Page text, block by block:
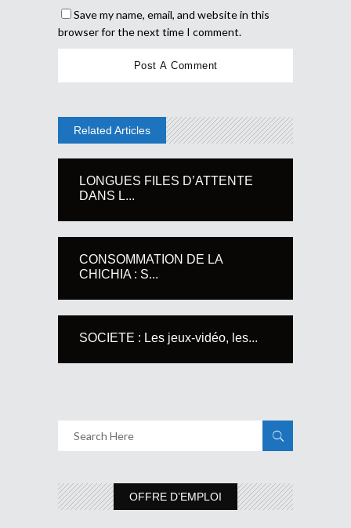
Save my name, email, and website in this
browser for the next time I comment.
Related Articles
LONGUES FILES D’ATTENTE
DANS L...
CONSOMMATION DE LA
CHICHIA : S...
SOCIETE : Les jeux-vidéo, les...
OFFRE D’EMPLOI